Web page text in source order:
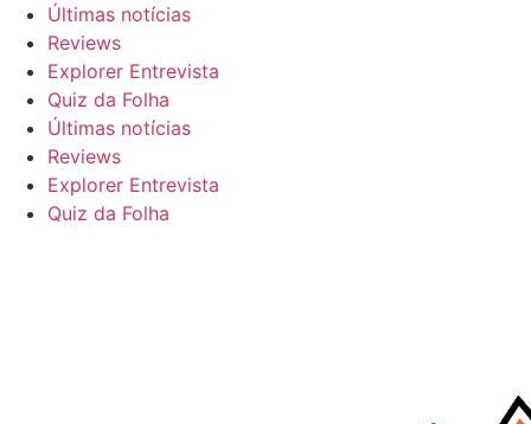
para
conteúdo
Últimas notícias
Reviews
Explorer Entrevista
Quiz da Folha
Últimas notícias
Reviews
Explorer Entrevista
Quiz da Folha